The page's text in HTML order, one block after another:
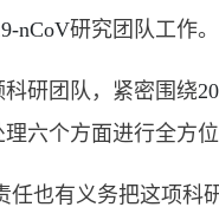
nCoV研究团队工作。
研团队，紧密围绕
六个方面进行全方位
也有义务把这项科